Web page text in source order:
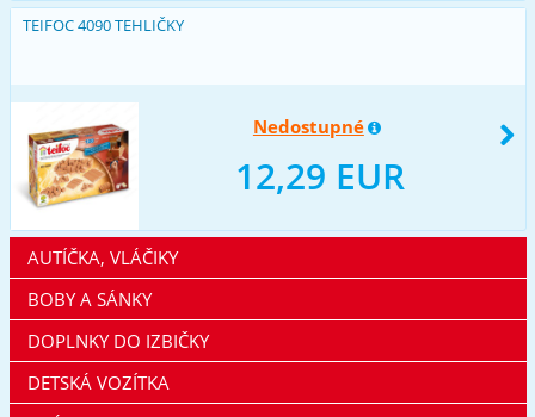
TEIFOC 4090 TEHLIČKY
Nedostupné
12,29 EUR
AUTÍČKA, VLÁČIKY
BOBY A SÁNKY
DOPLNKY DO IZBIČKY
DETSKÁ VOZÍTKA